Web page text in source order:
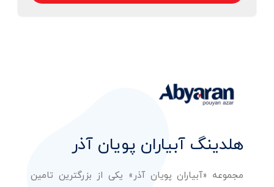
هلدینگ آبیاران پویان آذر
مجموعه «آبیاران پویان آذر» یکی از بزرگترین تامین